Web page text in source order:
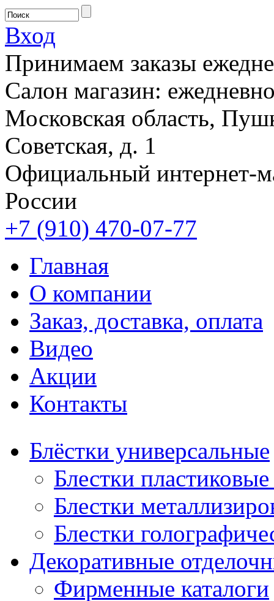
Вход
Принимаем заказы
Салон магазин:
Московская область,
Советская, д. 1
Официальный интернет-
России
+7 (910) 470-07-77
Главная
О компании
Заказ, доставка, оплата
Видео
Акции
Контакты
Блёстки универсальные
Блестки
Блестки
Блестки
Декоративные
Фирменные каталоги